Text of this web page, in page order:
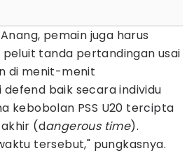
pemain juga harus
tanda pertandingan usai
di menit-menit
baik secara individu
kebobolan PSS U20 tercipta
(dangerous time).
tersebut," pungkasnya.